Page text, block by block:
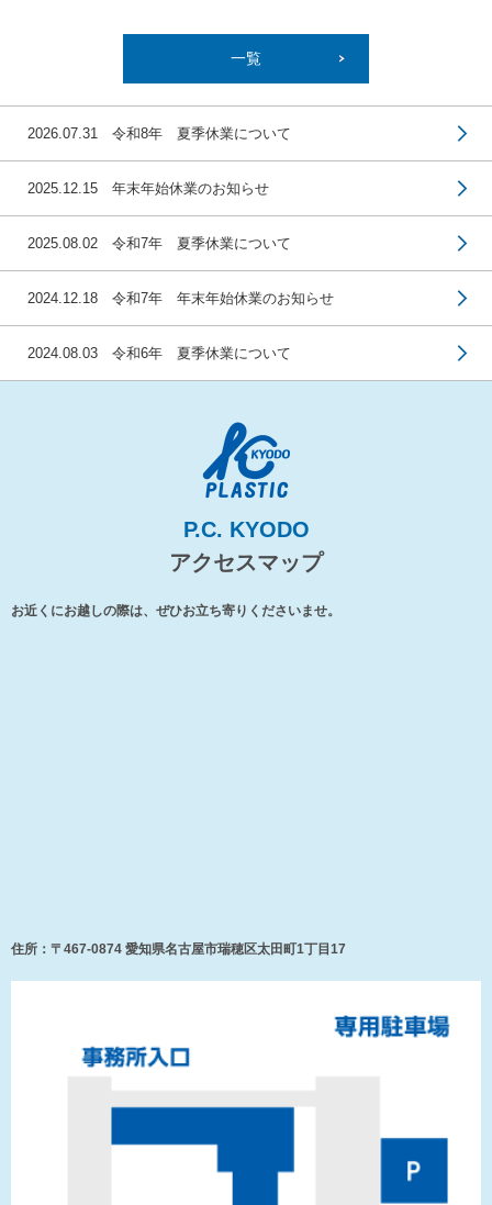
一覧
2026.07.31 令和8年 夏季休業について
2025.12.15 年末年始休業のお知らせ
2025.08.02 令和7年 夏季休業について
2024.12.18 令和7年 年末年始休業のお知らせ
2024.08.03 令和6年 夏季休業について
P.C. KYODO
アクセスマップ
お近くにお越しの際は、ぜひお立ち寄りくださいませ。
住所：〒467-0874 愛知県名古屋市瑞穂区太田町1丁目17